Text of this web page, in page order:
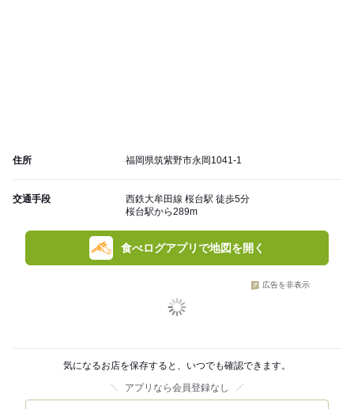
住所 福岡県筑紫野市永岡1041-1
交通手段
西鉄大牟田線 桜台駅 徒歩5分
桜台駅から289m
食べログアプリで地図を開く
広告を非表示
気になるお店を保存すると、いつでも確認できます。
アプリなら会員登録なし